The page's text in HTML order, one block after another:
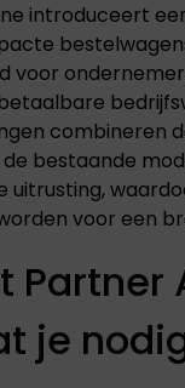
introduceert
voor
combineren
bestaande
uitrusting,
voor een
Partner
je